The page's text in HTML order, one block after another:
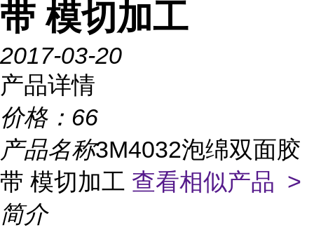
带 模切加工
2017-03-20
产品详情
价格： 66
产品名称3M4032泡绵双面胶
带 模切加工 查看相似产品 >
简介